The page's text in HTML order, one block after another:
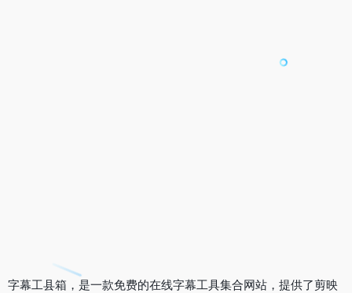
字幕工县箱，是一款免费的在线字幕工具集合网站，提供了剪映